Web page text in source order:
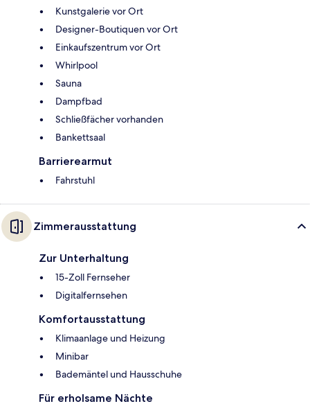
Kunstgalerie vor Ort
Designer-Boutiquen vor Ort
Einkaufszentrum vor Ort
Whirlpool
Sauna
Dampfbad
Schließfächer vorhanden
Bankettsaal
Barrierearmut
Fahrstuhl
Zimmerausstattung
Zur Unterhaltung
15-Zoll Fernseher
Digitalfernsehen
Komfortausstattung
Klimaanlage und Heizung
Minibar
Bademäntel und Hausschuhe
Für erholsame Nächte